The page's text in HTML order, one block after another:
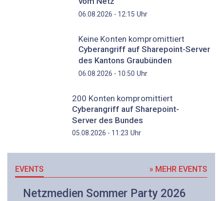
06.08.2026 - 12:15 Uhr
Keine Konten kompromittiert
Cyberangriff auf Sharepoint-Server
des Kantons Graubünden
06.08.2026 - 10:50 Uhr
200 Konten kompromittiert
Cyberangriff auf Sharepoint-
Server des Bundes
05.08.2026 - 11:23 Uhr
EVENTS » MEHR EVENTS
Netzmedien Sommer Party 2026